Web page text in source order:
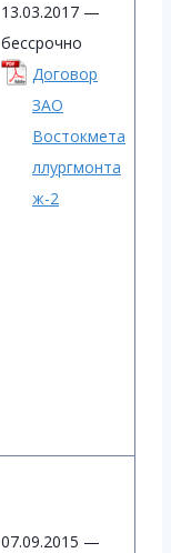
13.03.2017 —
бессрочно
Договор
ЗАО
Востокмета
ллургмонта
ж-2
07.09.2015 —